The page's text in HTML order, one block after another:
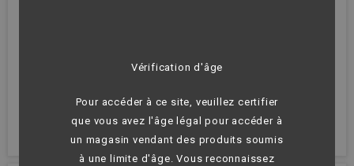
Vérification d'âge
Pour accéder à ce site, veuillez certifier
que vous avez l'âge légal pour accéder à
un magasin vendant des produits soumis
à une limite d'âge. Vous reconnaissez
Bière blonde - La 48 -
Prix
3,00 €
0
Domaine UBY - N°24 BIO
Côtes de Gascogne - vin
blanc moelleux bio- 75
cl
Prix
7,90 €